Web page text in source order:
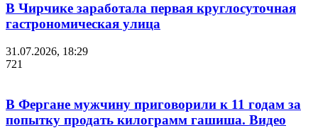
В Чирчике заработала первая круглосуточная
гастрономическая улица
31.07.2026, 18:29
721
В Фергане мужчину приговорили к 11 годам за
попытку продать килограмм гашиша. Видео